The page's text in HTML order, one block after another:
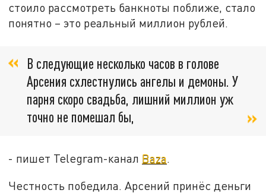
стоило рассмотреть банкноты поближе, стало
понятно – это реальный миллион рублей.
В следующие несколько часов в голове
Арсения схлестнулись ангелы и демоны. У
парня скоро свадьба, лишний миллион уж
точно не помешал бы,
- пишет Telegram-канал Baza.
Честность победила. Арсений принёс деньги